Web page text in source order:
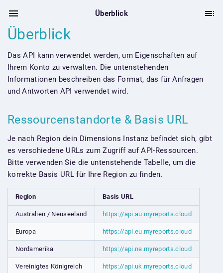
Überblick
Überblick
Das API kann verwendet werden, um Eigenschaften auf
Ihrem Konto zu verwalten. Die untenstehenden
Informationen beschreiben das Format, das für Anfragen
und Antworten API verwendet wird.
Ressourcenstandorte & Basis URL
Je nach Region dein Dimensions Instanz befindet sich, gibt
es verschiedene URLs zum Zugriff auf API-Ressourcen.
Bitte verwenden Sie die untenstehende Tabelle, um die
korrekte Basis URL für Ihre Region zu finden.
Region Basis URL
Australien / Neuseeland https://api.au.myreports.cloud
Europa https://api.eu.myreports.cloud
Nordamerika https://api.na.myreports.cloud
Vereinigtes Königreich https://api.uk.myreports.cloud